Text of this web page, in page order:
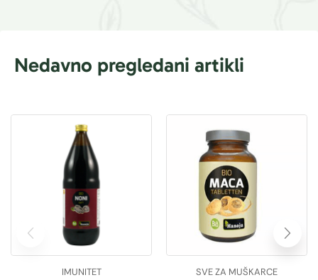
Nedavno pregledani artikli
IMUNITET SVE ZA MUŠKARCE